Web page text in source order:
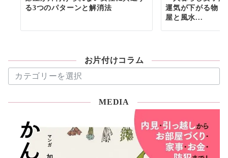
る3つのパターンと解消法
運気が下がる物
屋と風水...
お片付けコラム
片
MEDIA